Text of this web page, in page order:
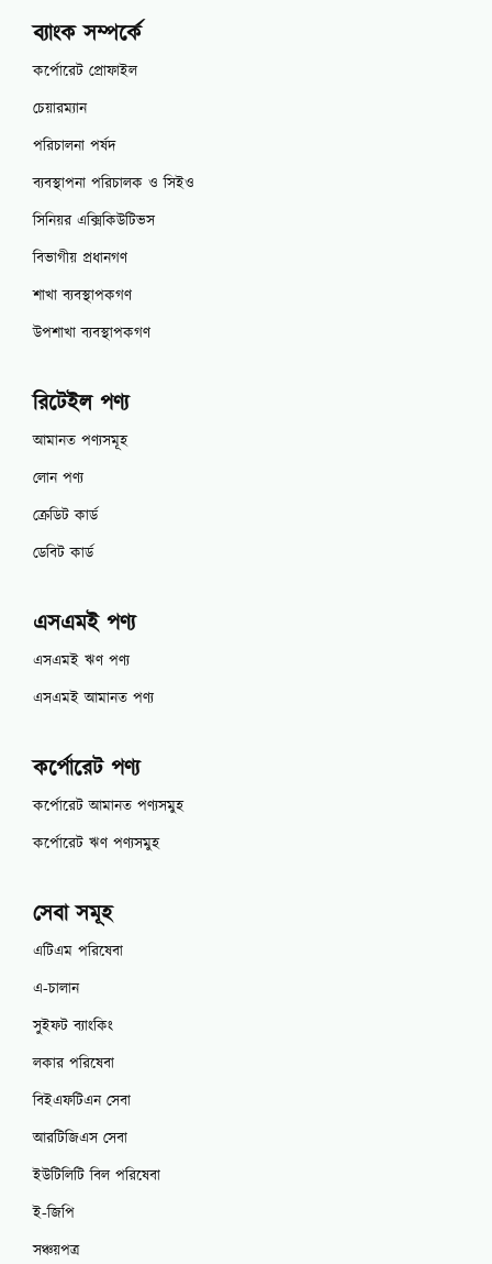
ব্যাংক সম্পর্কে
কর্পোরেট প্রোফাইল
চেয়ারম্যান
পরিচালনা পর্ষদ
ব্যবস্থাপনা পরিচালক ও সিইও
সিনিয়র এক্সিকিউটিভস
বিভাগীয় প্রধানগণ
শাখা ব্যবস্থাপকগণ
উপশাখা ব্যবস্থাপকগণ
রিটেইল পণ্য
আমানত পণ্যসমূহ
লোন পণ্য
ক্রেডিট কার্ড
ডেবিট কার্ড
এসএমই পণ্য
এসএমই ঋণ পণ্য
এসএমই আমানত পণ্য
কর্পোরেট পণ্য
কর্পোরেট আমানত পণ্যসমুহ
কর্পোরেট ঋণ পণ্যসমুহ
সেবা সমূহ
এটিএম পরিষেবা
এ-চালান
সুইফট ব্যাংকিং
লকার পরিষেবা
বিইএফটিএন সেবা
আরটিজিএস সেবা
ইউটিলিটি বিল পরিষেবা
ই-জিপি
সঞ্চয়পত্র